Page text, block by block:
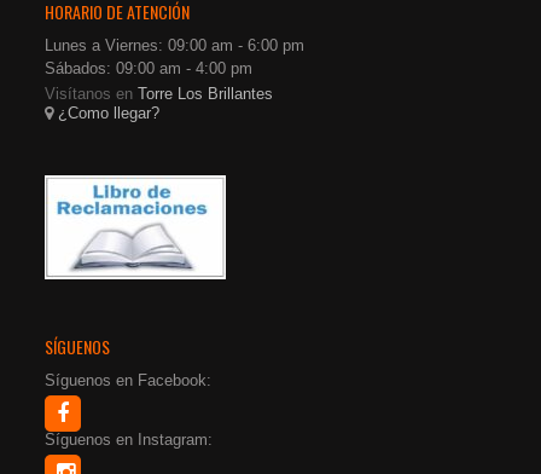
HORARIO DE ATENCIÓN
Lunes a Viernes: 09:00 am - 6:00 pm
Sábados: 09:00 am - 4:00 pm
Visítanos enTorre Los Brillantes
¿Como llegar?
SÍGUENOS
Síguenos en Facebook:
Síguenos en Instagram: